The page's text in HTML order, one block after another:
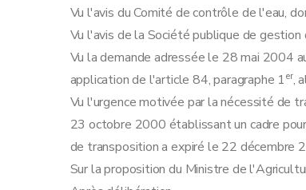
Vu l'avis du Comité de contrôle de l'eau,
Vu l'avis de la Société publique de
Vu la demande adressée le 28 mai 2004
application de l'article 84, paragraphe 1er,
Vu l'urgence motivée par la nécessité de
23 octobre 2000 établissant un cadre
de transposition a expiré le 22 décembre
Sur la proposition du Ministre de